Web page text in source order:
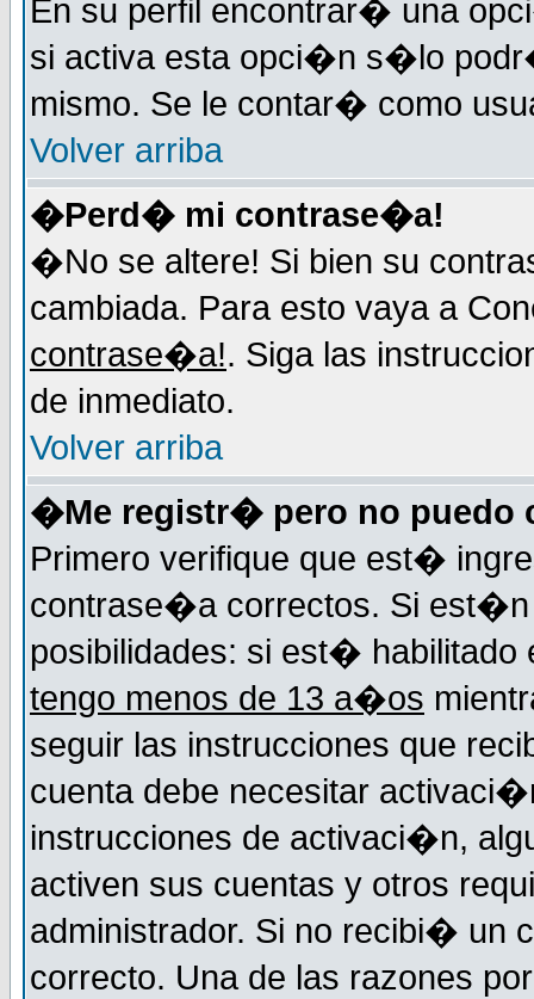
En su perfil encontrar� una
si activa esta opci�n s�lo
mismo. Se le contar� como
Volver arriba
�Perd� mi contrase�a!
�No se altere! Si bien su
cambiada. Para esto vaya a
contrase�a!. Siga las
de inmediato.
Volver arriba
�Me registr� pero no puedo
Primero verifique que est�
contrase�a correctos. Si est�n
posibilidades: si est�
tengo menos de 13 a�os
seguir las instrucciones que
cuenta debe necesitar
instrucciones de activaci�n,
activen sus cuentas y otros
administrador. Si no recibi� un
correcto. Una de las razones